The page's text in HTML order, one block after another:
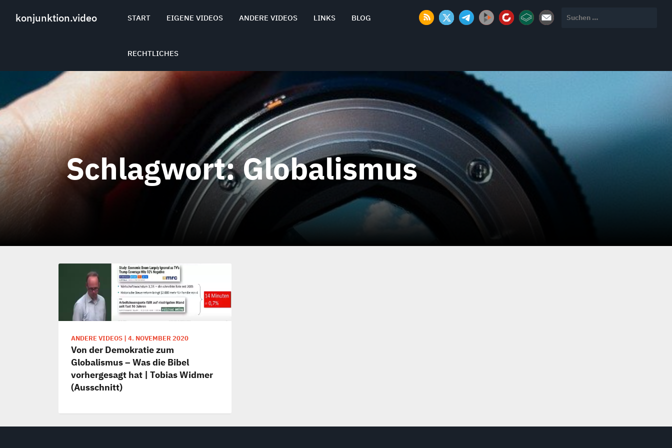
konjunktion.video START EIGENE VIDEOS ANDERE VIDEOS LINKS BLOG
RECHTLICHES
nach:
Schlagwort:Globalismus
ANDERE VIDEOS | 4. NOVEMBER 2020
Von der Demokratie zum
Globalismus – Was die Bibel
vorhergesagt hat | Tobias Widmer
(Ausschnitt)